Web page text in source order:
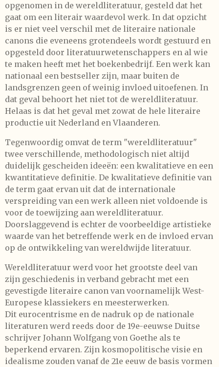
opgenomen in de wereldliteratuur, gesteld dat het
gaat om een literair waardevol werk. In dat opzicht
is er niet veel verschil met de literaire nationale
canons die eveneens grotendeels wordt gestuurd en
opgesteld door literatuurwetenschappers en al wie
te maken heeft met het boekenbedrijf. Een werk kan
nationaal een bestseller zijn, maar buiten de
landsgrenzen geen of weinig invloed uitoefenen. In
dat geval behoort het niet tot de wereldliteratuur.
Helaas is dat het geval met zowat de hele literaire
productie uit Nederland en Vlaanderen.
Tegenwoordig omvat de term "wereldliteratuur"
twee verschillende, methodologisch niet altijd
duidelijk gescheiden ideeën: een kwalitatieve en een
kwantitatieve definitie. De kwalitatieve definitie van
de term gaat ervan uit dat de internationale
verspreiding van een werk alleen niet voldoende is
voor de toewijzing aan wereldliteratuur.
Doorslaggevend is echter de voorbeeldige artistieke
waarde van het betreffende werk en de invloed ervan
op de ontwikkeling van wereldwijde literatuur.
Wereldliteratuur werd voor het grootste deel van
zijn geschiedenis in verband gebracht met een
gevestigde literaire canon van voornamelijk West-
Europese klassiekers en meesterwerken.
Dit eurocentrisme en de nadruk op de nationale
literaturen werd reeds door de 19e-eeuwse Duitse
schrijver Johann Wolfgang von Goethe als te
beperkend ervaren. Zijn kosmopolitische visie en
idealisme zouden vanaf de 21e eeuw de basis vormen